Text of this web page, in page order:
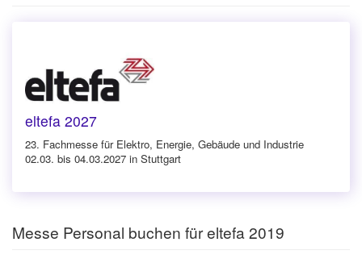
eltefa 2027
23. Fachmesse für Elektro, Energie, Gebäude und Industrie
02.03. bis 04.03.2027 in Stuttgart
Messe Personal buchen für eltefa 2019